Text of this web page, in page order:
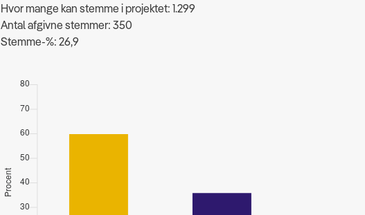
Hvor mange kan stemme i projektet: 1.299
Antal afgivne stemmer: 350
Stemme-%: 26,9